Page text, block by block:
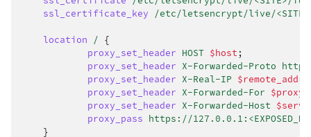
ssl_certificate_key
/etc/letsencrypt/live/
location / {
proxy_set_header HOST $host ;
proxy_set_header X-Forwarded-Proto https
proxy_set_header X-Real-IP $remote_addr
proxy_set_header X-Forwarded-For
proxy_set_header X-Forwarded-Host
proxy_pass https://
}